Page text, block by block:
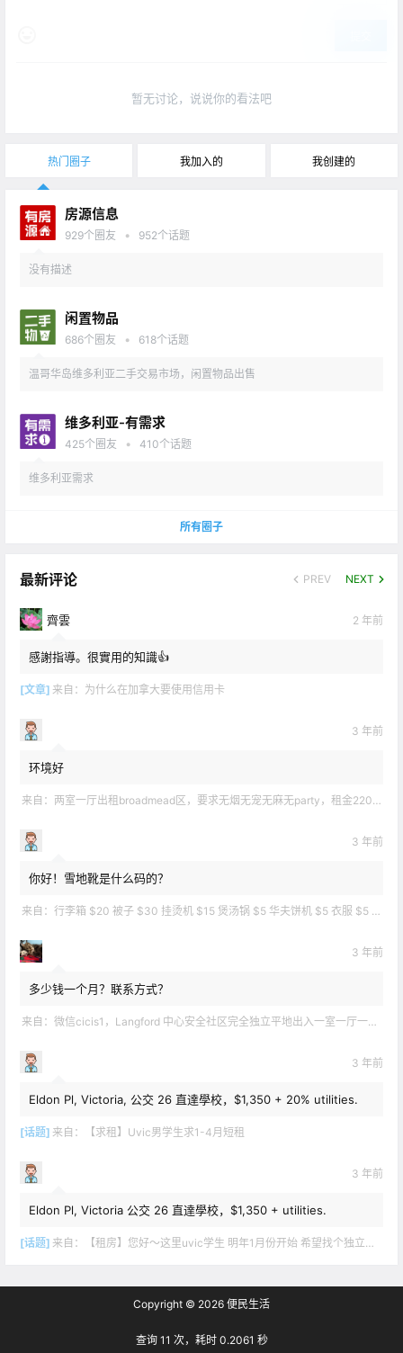
暂无讨论，说说你的看法吧
热门圈子 我加入的 我创建的
房源信息
929个圈友 • 952个话题
没有描述
闲置物品
686个圈友 • 618个话题
温哥华岛维多利亚二手交易市场，闲置物品出售
维多利亚-有需求
425个圈友 • 410个话题
维多利亚需求
所有圈子
最新评论 PREV NEXT
齊雲 2 年前
感謝指導。很實用的知識👍
[文章] 来自： 为什么在加拿大要使用信用卡
3 年前
环境好
来自： 两室一厅出租broadmead区，要求无烟无宠无麻无party，租金2200不包水电有意短信联系2508858496
3 年前
你好！雪地靴是什么码的？
来自： 行李箱 $20 被子 $30 挂烫机 $15 煲汤锅 $5 华夫饼机 $5 衣服 $5 雪地靴 $10 滑雪手套 $10 宜家衣物收纳 .
3 年前
多少钱一个月？联系方式？
来自： 微信cicis1，Langford 中心安全社区完全独立平地出入一室一厅一书房步行5分钟到公车站和商业圈 有后花园和.
3 年前
Eldon Pl, Victoria, 公交 26 直達學校，$1,350 + 20% utilities.
[话题] 来自： 【求租】Uvic男学生求1-4月短租
3 年前
Eldon Pl, Victoria 公交 26 直達學校，$1,350 + utilities.
[话题] 来自： 【租房】您好～这里uvic学生 明年1月份开始 希望找个独立出入的 爱干净 谢谢！
Copyright © 2026 便民生活
查询 11 次，耗时 0.2061 秒